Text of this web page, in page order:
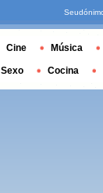
Cine Música
Sexo Cocina